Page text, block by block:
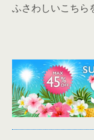
ふさわしいこちら